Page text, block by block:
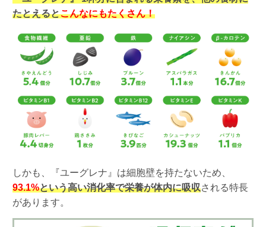
たとえるとこんなにもたくさん！
しかも、『ユーグレナ』は細胞壁を持たないため、
93.1%という高い消化率で栄養が体内に吸収される特長
があります。